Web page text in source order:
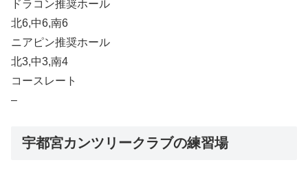
ドラコン推奨ホール
北6,中6,南6
ニアピン推奨ホール
北3,中3,南4
コースレート
–
宇都宮カンツリークラブの練習場